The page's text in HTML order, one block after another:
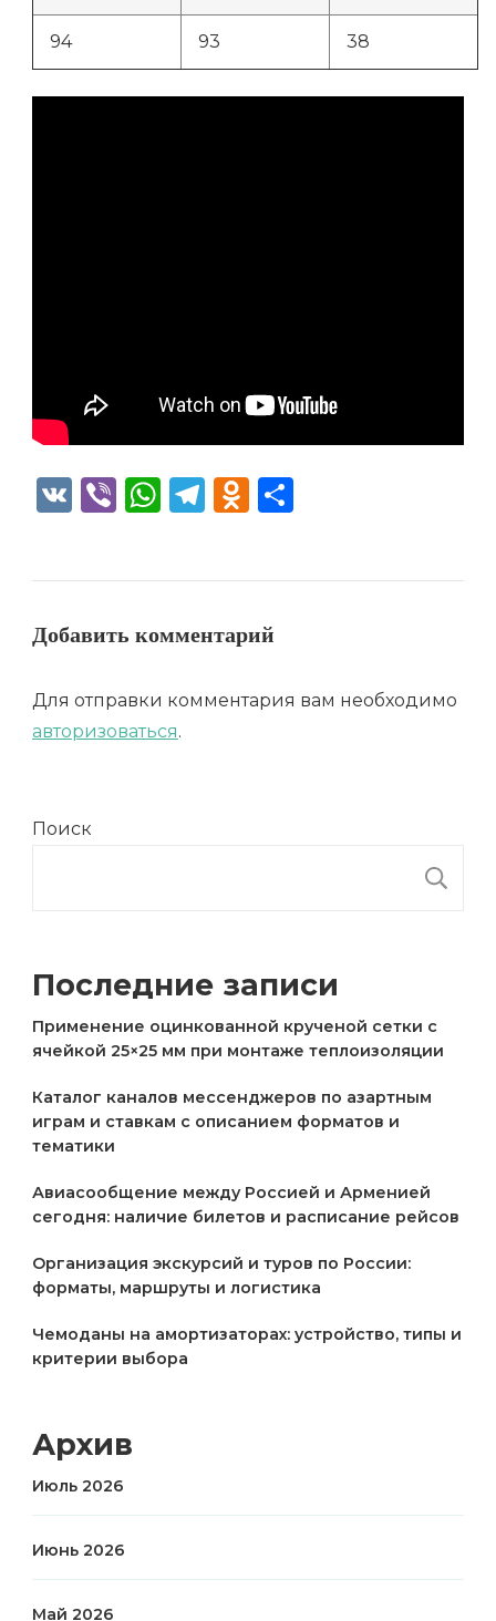
94 93 38
VK ViberWhatsApp
Telegram
Odnoklassniki
Добавить комментарий
Для отправки комментария вам необходимо
авторизоваться.
Поиск
Последние записи
Применение оцинкованной крученой сетки с
ячейкой 25×25 мм при монтаже теплоизоляции
Каталог каналов мессенджеров по азартным
играм и ставкам с описанием форматов и
тематики
Авиасообщение между Россией и Арменией
сегодня: наличие билетов и расписание рейсов
Организация экскурсий и туров по России:
форматы, маршруты и логистика
Чемоданы на амортизаторах: устройство, типы и
критерии выбора
Архив
Июль 2026
Июнь 2026
Май 2026